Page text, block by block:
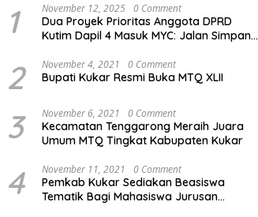
1 November 12, 2025 0 Comment
Dua Proyek Prioritas Anggota DPRD
Kutim Dapil 4 Masuk MYC: Jalan Simpang
Dikebut
2 November 4, 2021 0 Comment
Bupati Kukar Resmi Buka MTQ XLII
3 November 6, 2021 0 Comment
Kecamatan Tenggarong Meraih Juara
Umum MTQ Tingkat Kabupaten Kukar
4 November 11, 2021 0 Comment
Pemkab Kukar Sediakan Beasiswa
Tematik Bagi Mahasiswa Jurusan